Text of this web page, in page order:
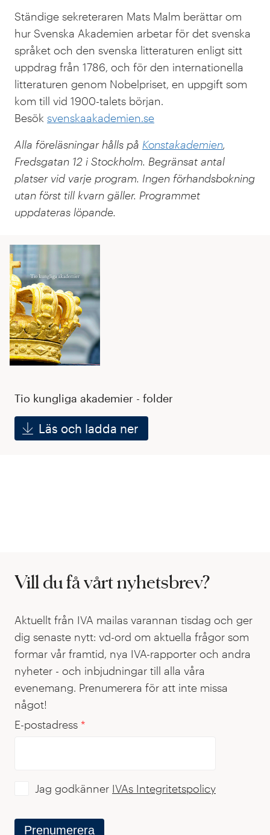
Ständige sekreteraren Mats Malm berättar om
hur Svenska Akademien arbetar för det svenska
språket och den svenska litteraturen enligt sitt
uppdrag från 1786, och för den internationella
litteraturen genom Nobelpriset, en uppgift som
kom till vid 1900-talets början.
Besök svenskaakademien.se
Alla föreläsningar hålls på Konstakademien,
Fredsgatan 12 i Stockholm. Begränsat antal
platser vid varje program. Ingen förhandsbokning
utan först till kvarn gäller. Programmet
uppdateras löpande.
Tio kungliga akademier - folder
Läs och ladda ner
Vill du få vårt nyhetsbrev?
Aktuellt från IVA mailas varannan tisdag och ger
dig senaste nytt: vd-ord om aktuella frågor som
formar vår framtid, nya IVA-rapporter och andra
nyheter - och inbjudningar till alla våra
evenemang. Prenumerera för att inte missa
något!
E-postadress *
Prenumerera
Jag godkänner IVAs Integritetspolicy